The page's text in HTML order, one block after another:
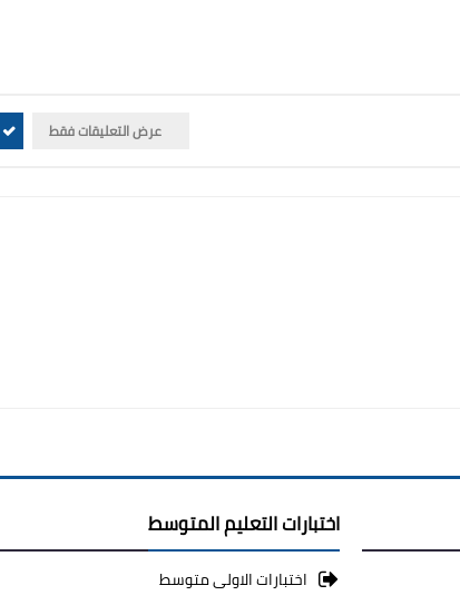
عرض التعليقات فقط
اختبارات التعليم المتوسط
اختبارات الاولى متوسط